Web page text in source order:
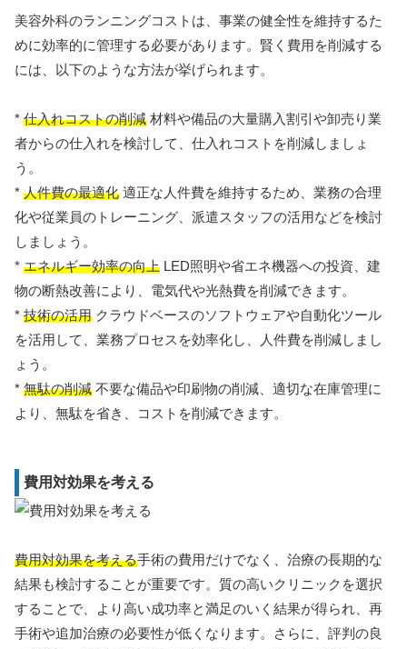
美容外科のランニングコストは、事業の健全性を維持するた
めに効率的に管理する必要があります。賢く費用を削減する
には、以下のような方法が挙げられます。
* 仕入れコストの削減 材料や備品の大量購入割引や卸売り業
者からの仕入れを検討して、仕入れコストを削減しましょ
う。
* 人件費の最適化 適正な人件費を維持するため、業務の合理
化や従業員のトレーニング、派遣スタッフの活用などを検討
しましょう。
* エネルギー効率の向上 LED照明や省エネ機器への投資、建
物の断熱改善により、電気代や光熱費を削減できます。
* 技術の活用 クラウドベースのソフトウェアや自動化ツール
を活用して、業務プロセスを効率化し、人件費を削減しまし
ょう。
* 無駄の削減 不要な備品や印刷物の削減、適切な在庫管理に
より、無駄を省き、コストを削減できます。
費用対効果を考える
費用対効果を考える手術の費用だけでなく、治療の長期的な
結果も検討することが重要です。質の高いクリニックを選択
することで、より高い成功率と満足のいく結果が得られ、再
手術や追加治療の必要性が低くなります。さらに、評判の良